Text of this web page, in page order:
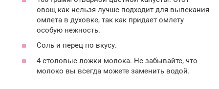
овощ как нельзя лучше подходит для выпекания
омлета в духовке, так как придает омлету
особую нежность.
Соль и перец по вкусу.
4 столовые ложки молока. Не забывайте, что
молоко вы всегда можете заменить водой.